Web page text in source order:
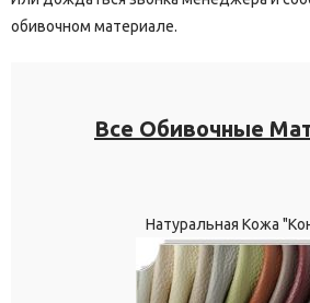
обивочном материале.
Все Обивочные
Натуральная Кожа